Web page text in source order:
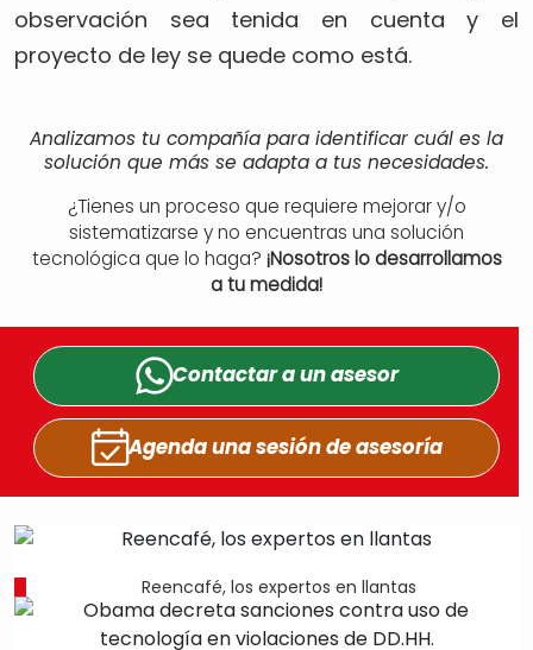
observación sea tenida en cuenta y el
proyecto de ley se quede como está.
Analizamos tu compañía para identificar cuál es la
solución que más se adapta a tus necesidades.
¿Tienes un proceso que requiere mejorar y/o
sistematizarse y no encuentras una solución
tecnológica que lo haga? ¡Nosotros lo desarrollamos
a tu medida!
Contactar a unasesor
Agenda una sesiónde asesoría
Reencafé, los expertos en llantas